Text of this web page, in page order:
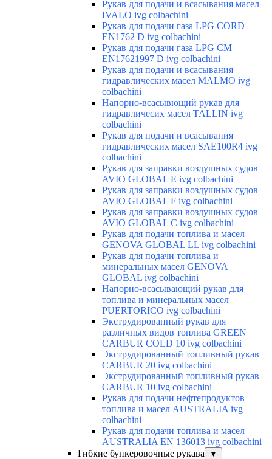
Рукав для подачи и всасывания масел
IVALO ivg colbachini
Рукав для подачи газа LPG CORD
EN1762 D ivg colbachini
Рукав для подачи газа LPG CM
EN17621997 D ivg colbachini
Рукав для подачи и всасывания
гидравлических масел MALMO ivg
colbachini
Напорно-всасывющий рукав для
гидравличесих масел TALLIN ivg
colbachini
Рукав для подачи и всасывания
гидравлических масел SAE100R4 ivg
colbachini
Рукав для заправки воздушных судов
AVIO GLOBAL E ivg colbachini
Рукав для заправки воздушных судов
AVIO GLOBAL F ivg colbachini
Рукав для заправки воздушных судов
AVIO GLOBAL C ivg colbachini
Рукав для подачи топлива и масел
GENOVA GLOBAL LL ivg colbachini
Рукав для подачи топлива и
минеральных масел GENOVA
GLOBAL ivg colbachini
Напорно-всасывающий рукав для
топлива и минеральных масел
PUERTORICO ivg colbachini
Экструдированный рукав для
различных видов топлива GREEN
CARBUR COLD 10 ivg colbachini
Экструдированный топливный рукав
CARBUR 20 ivg colbachini
Экструдированный топливный рукав
CARBUR 10 ivg colbachini
Рукав для подачи нефтепродуктов
топлива и масел AUSTRALIA ivg
colbachini
Рукав для подачи топлива и масел
AUSTRALIA EN 136013 ivg colbachini
Гибкие бункеровочные рукава
▼